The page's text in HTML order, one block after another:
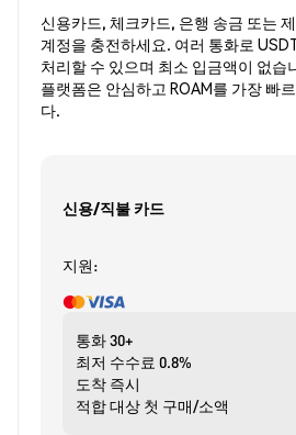
신용카드, 체크카드, 은행 송금 또는
계정을 충전하세요. 여러 통화로
처리할 수 있으며 최소 입금액이 없습
플랫폼은 안심하고 ROAM를 가장 빠
다.
신용/직불 카드
지원:
통화30+
최저 수수료 0.8%
도착 즉시
적합 대상 첫 구매/소액